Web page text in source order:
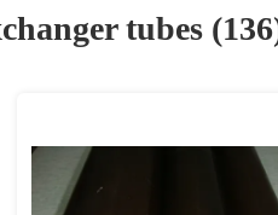
tubes